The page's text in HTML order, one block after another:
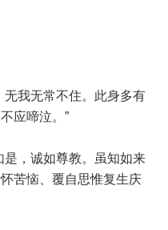
无我无常不住。此身多有
应啼泣。”
是，诚如尊教。虽知如来
苦恼、覆自思惟复生庆